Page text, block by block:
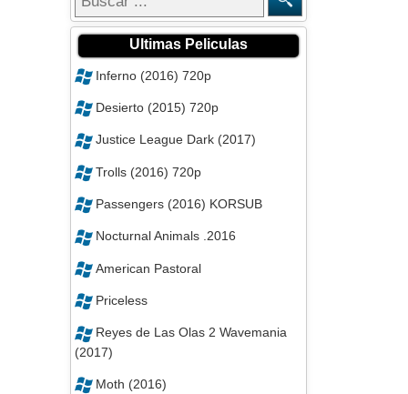
Ultimas Peliculas
Inferno (2016) 720p
Desierto (2015) 720p
Justice League Dark (2017)
Trolls (2016) 720p
Passengers (2016) KORSUB
Nocturnal Animals .2016
American Pastoral
Priceless
Reyes de Las Olas 2 Wavemania
(2017)
Moth (2016)